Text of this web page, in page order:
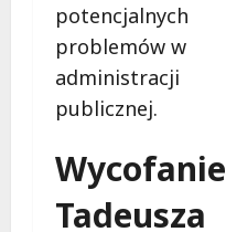
potencjalnych
problemów w
administracji
publicznej.
Wycofanie
Tadeusza